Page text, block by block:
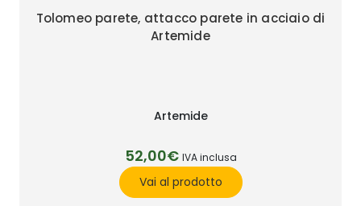
Tolomeo parete, attacco parete in acciaio di
Artemide
Artemide
52,00€ IVA inclusa
Vai al prodotto